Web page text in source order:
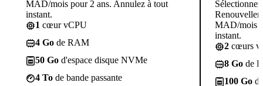
MAD/mois pour 2 ans. Annulez à tout
instant.
1 cœur vCPU
4 Go de RAM
50 Go d'espace disque NVMe
4 To de bande passante
Sélectionner
MAD/mois
instant.
2 cœurs
8 Go de
100 Go